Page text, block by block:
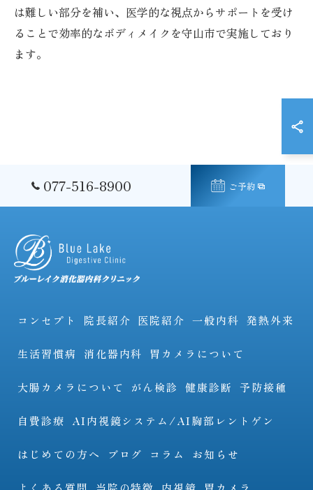
は難しい部分を補い、医学的な視点からサポートを受け
ることで効率的なボディメイクを守山市で実施しており
ます。
077-516-8900 ご予約
コンセプト 院長紹介 医院紹介 一般内科 発熱外来
生活習慣病 消化器内科 胃カメラについて
大腸カメラについて がん検診 健康診断 予防接種
自費診療 AI内視鏡システム/AI胸部レントゲン
はじめての方へ ブログ コラム お知らせ